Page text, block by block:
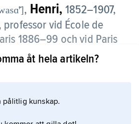
, Henri, 1852–1907,
vid École de
1886–99 och vid Paris
kemi) från 1900.
destillationer av metaller
åt hela artikeln?
kunskap.